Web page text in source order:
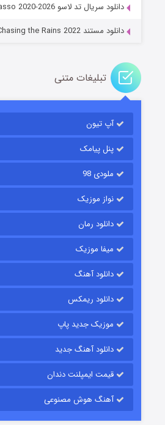
رویایی برای تو
قسمت
دانلود سریال تد لاسو Ted Lasso 2020-2026
دانلود مستند Chasing the Rains 2022
تبلیغات متنی
آپ تیون
پنل پیامک
ملودی 98
نواز موزیک
دانلود رمان
میفا موزیک
دانلود آهنگ
دانلود ریمکس
موزیک جدید پاپ
دانلود آهنگ جدید
قیمت ایمپلنت دندان
آهنگ هوش مصنوعی